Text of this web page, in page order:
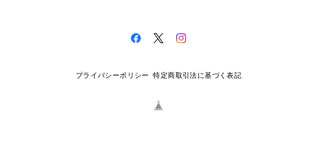
プライバシーポリシー 特定商取引法に基づく表記